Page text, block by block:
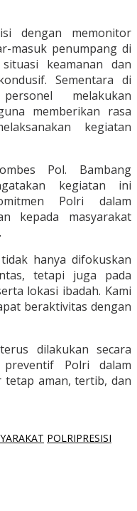
dengan memonitor
masuk penumpang di
keamanan dan
Sementara di
melakukan
memberikan rasa
kegiatan
Pol. Bambang
kegiatan ini
Polri dalam
kepada masyarakat
hanya difokuskan
tetapi juga pada
lokasi ibadah. Kami
beraktivitas dengan
dilakukan secara
Polri dalam
tetap aman, tertib, dan
POLRIPRESISI